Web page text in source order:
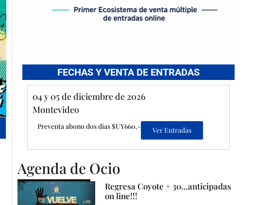
FECHAS Y VENTA DE ENTRADAS
04 y 05 de diciembre de 2026
Montevideo
Preventa abono dos días $UY660.- Ver Entradas
Agenda de Ocio
Regresa Coyote + 30…anticipadas
on line!!!